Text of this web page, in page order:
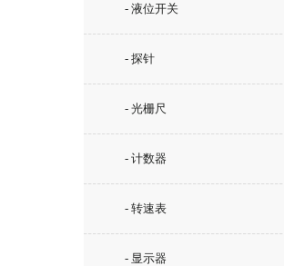
- 液位开关
- 探针
- 光栅尺
- 计数器
- 转速表
- 显示器